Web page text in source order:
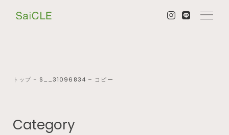
トップ − S__31096834 – コピー
Category